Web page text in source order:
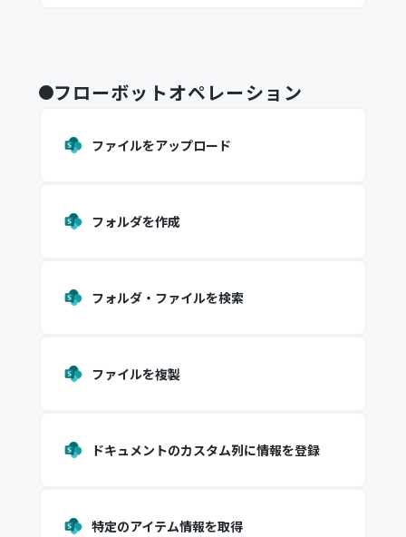
フローボットオペレーション
ファイルをアップロード
フォルダを作成
フォルダ・ファイルを検索
ファイルを複製
ドキュメントのカスタム列に情報を登録
特定のアイテム情報を取得